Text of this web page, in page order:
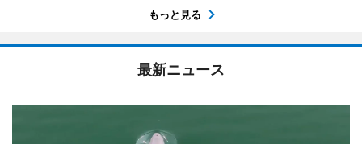
もっと見る
最新ニュース